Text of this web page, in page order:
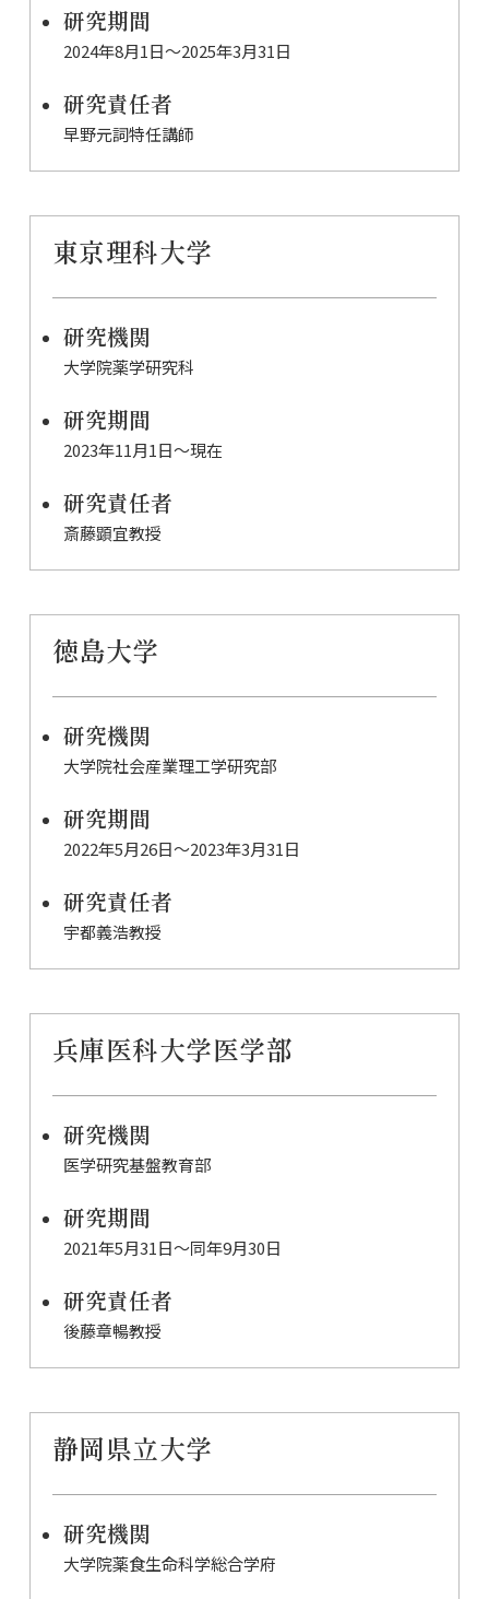
研究期間
2024年8月1日〜2025年3月31日
研究責任者
早野元詞特任講師
東京理科大学
研究機関
大学院薬学研究科
研究期間
2023年11月1日〜現在
研究責任者
斎藤顕宜教授
徳島大学
研究機関
大学院社会産業理工学研究部
研究期間
2022年5月26日〜2023年3月31日
研究責任者
宇都義浩教授
兵庫医科大学医学部
研究機関
医学研究基盤教育部
研究期間
2021年5月31日〜同年9月30日
研究責任者
後藤章暢教授
静岡県立大学
研究機関
大学院薬食生命科学総合学府